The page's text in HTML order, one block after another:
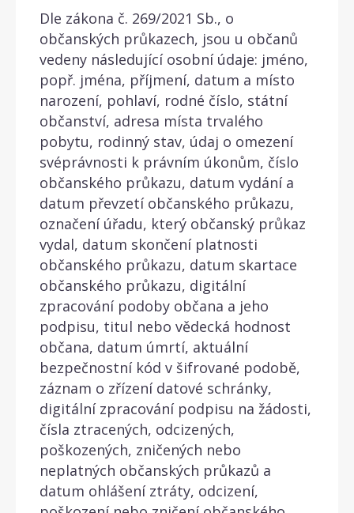
Dle zákona č. 269/2021 Sb., o
občanských průkazech, jsou u občanů
vedeny následující osobní údaje: jméno,
popř. jména, příjmení, datum a místo
narození, pohlaví, rodné číslo, státní
občanství, adresa místa trvalého
pobytu, rodinný stav, údaj o omezení
svéprávnosti k právním úkonům, číslo
občanského průkazu, datum vydání a
datum převzetí občanského průkazu,
označení úřadu, který občanský průkaz
vydal, datum skončení platnosti
občanského průkazu, datum skartace
občanského průkazu, digitální
zpracování podoby občana a jeho
podpisu, titul nebo vědecká hodnost
občana, datum úmrtí, aktuální
bezpečnostní kód v šifrované podobě,
záznam o zřízení datové schránky,
digitální zpracování podpisu na žádosti,
čísla ztracených, odcizených,
poškozených, zničených nebo
neplatných občanských průkazů a
datum ohlášení ztráty, odcizení,